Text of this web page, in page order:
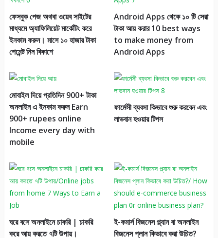
ফেসবুক পেজ অথবা ওয়েব সাইটের
মাধ্যমে অ্যাফিলিয়েট মার্কেটিং করে
ইনকাম করুন। মাসে ১০ হাজার টাকা
পেমেন্ট নিন বিকাশে
Android Apps থেকে ১০ টি সেরা
টাকা আয় করার 10 best ways
to make money from
Android Apps
মোবাইল দিয়ে প্রতিদিন 900+ টাকা
অনলাইন এ ইনকাম করুন Earn
900+ rupees online
Income every day with
mobile
ফার্মেসী ব্যবসা কিভাবে শুরু করবেন এবং
লাভবান হওয়ার টিপস
ঘরে বসে অনলাইনে চাকরি | চাকরি
করে আয় করতে ৭টি উপায়।
ই-কমার্স বিজনেস প্ল্যান বা অনলাইন
বিজনেস প্লান কিভাবে করা উচিত?